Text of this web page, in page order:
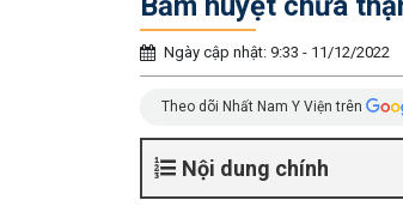
Ngày cập nhật: 9:33 - 11/12/2022
Theo dõi Nhất Nam Y Viện trên
Nội dung chính